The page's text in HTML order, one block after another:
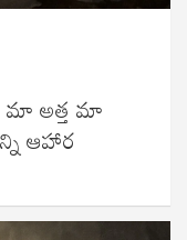
మా అత్త మా
ఆహార